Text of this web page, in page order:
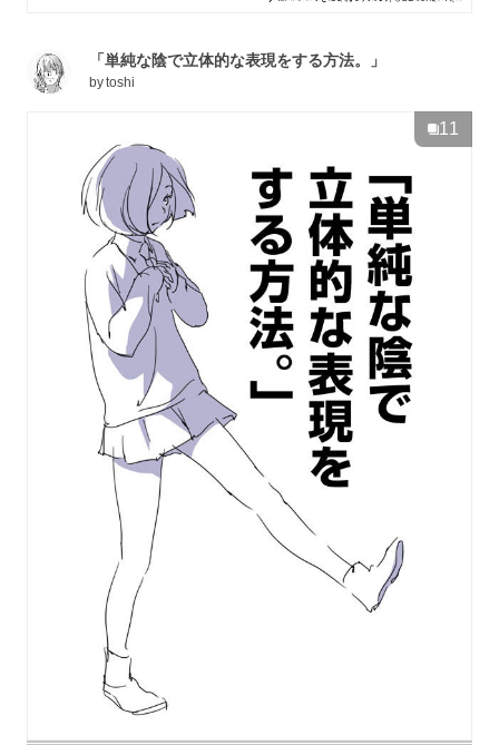
「単純な陰で立体的な表現をする方法。」
bytoshi
11